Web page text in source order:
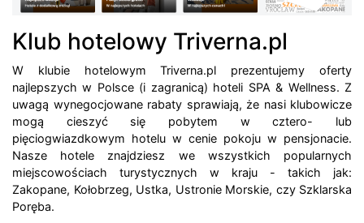
Klub hotelowy Triverna.pl
W klubie hotelowym Triverna.pl prezentujemy oferty
najlepszych w Polsce (i zagranicą) hoteli SPA & Wellness. Z
uwagą wynegocjowane rabaty sprawiają, że nasi klubowicze
mogą cieszyć się pobytem w cztero- lub
pięciogwiazdkowym hotelu w cenie pokoju w pensjonacie.
Nasze hotele znajdziesz we wszystkich popularnych
miejscowościach turystycznych w kraju - takich jak:
Zakopane, Kołobrzeg, Ustka, Ustronie Morskie, czy Szklarska
Poręba.